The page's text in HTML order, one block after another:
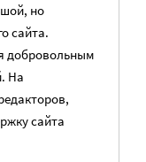
но
сайта.
добровольным
На
сайта